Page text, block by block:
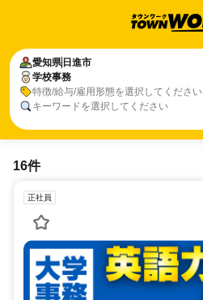
愛知県 日進市
学校事務
特徴/給与/雇用形態を選択してください
キーワードを選択してください
愛知県 日進市
学校事務
16件
正社員